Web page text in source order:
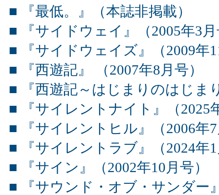
■ 『最低。』（本誌非掲載）
■ 『サイドウェイ』（2005年3
■ 『サイドウェイズ』（2009年
■ 『西遊記』 （2007年8月号）
■ 『西遊記～はじまりのはじま
■ 『サイレントナイト』（2025
■ 『サイレントヒル』（2006年
■ 『サイレントラブ』（2024年
■ 『サイン』（2002年10月号）
■ 『サウンド・オブ・サンダー